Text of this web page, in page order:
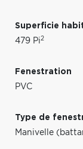
Superficie
479 Pi2
Fenestration
PVC
Type de
Manivelle